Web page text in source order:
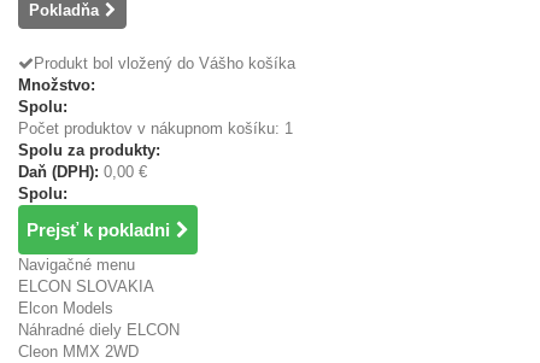
Pokladňa
Produkt bol vložený do Vášho košíka
Množstvo:
Spolu:
Počet produktov v nákupnom košíku: 1
Spolu za produkty:
Daň (DPH): 0,00 €
Spolu:
Prejsť k pokladni
Navigačné menu
ELCON SLOVAKIA
Elcon Models
Náhradné diely ELCON
Cleon MMX 2WD